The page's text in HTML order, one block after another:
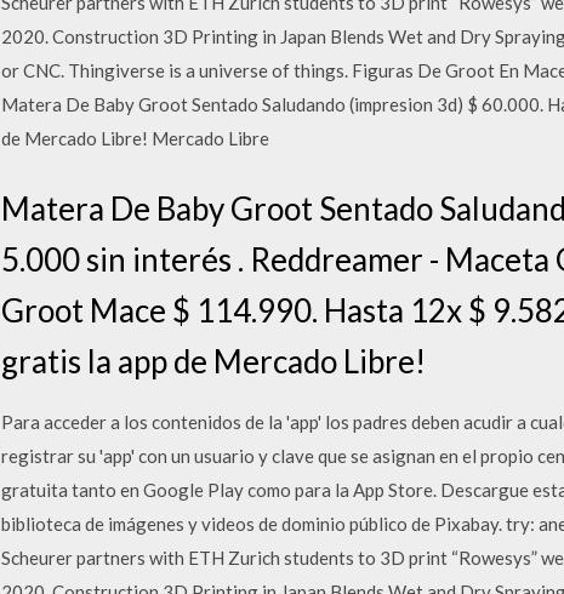
2020. Construction 3D Printing in Japan Blends Wet and Dry
or CNC. Thingiverse is a universe of things. Figuras De Groot En
Matera De Baby Groot Sentado Saludando (impresion 3d) $ 60.000.
de Mercado Libre! Mercado Libre
Matera De Baby Groot Sentado
5.000 sin interés . Reddreamer -
Groot Mace $ 114.990. Hasta 12x $
gratis la app de Mercado Libre!
Para acceder a los contenidos de la 'app' los padres deben acudir a
registrar su 'app' con un usuario y clave que se asignan en el propio
gratuita tanto en Google Play como para la App Store. Descargue
biblioteca de imágenes y videos de dominio público de Pixabay. try:
Scheurer partners with ETH Zurich students to 3D print “Rowesys”